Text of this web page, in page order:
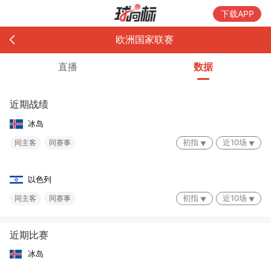
下载APP
欧洲国家联赛
直播 数据
近期战绩
冰岛
同主客 同赛事 初指 近10场
以色列
同主客 同赛事 初指 近10场
近期比赛
冰岛